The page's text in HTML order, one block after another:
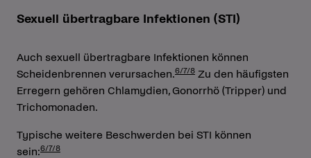
Sexuell übertragbare Infektionen (STI)
Auch sexuell übertragbare Infektionen können
Scheidenbrennen verursachen.6/7/8 Zu den häufigsten
Erregern gehören Chlamydien, Gonorrhö (Tripper) und
Trichomonaden.
Typische weitere Beschwerden bei STI können
sein:6/7/8